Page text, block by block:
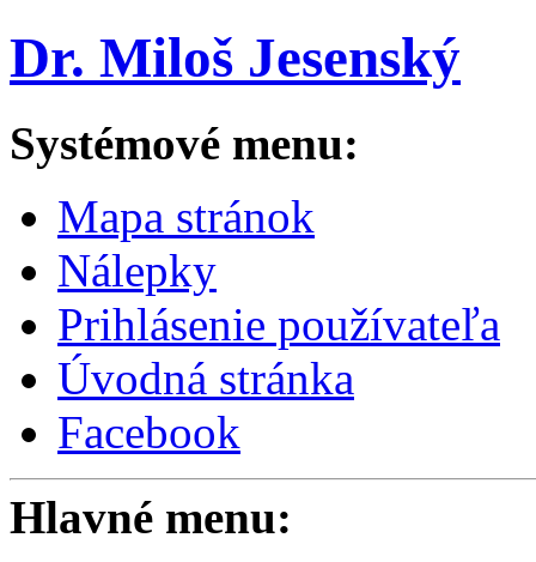
Dr. Miloš Jesenský
Systémové menu:
Mapa stránok
Nálepky
Prihlásenie používateľa
Úvodná stránka
Facebook
Hlavné menu: